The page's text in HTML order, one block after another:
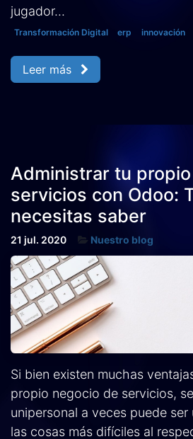
jugador...
Transformación Digital erp innovación
Leer más
Administrar tu
servicios con Odoo:
necesitas saber
21 jul. 2020 Nuestro blog
Si bien existen muchas
propio negocio de servicios,
unipersonal a veces puede
las cosas más difíciles al